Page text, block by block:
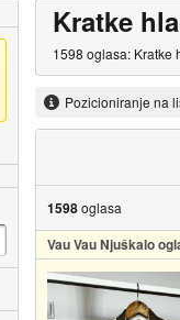
Kratke
1598 oglasa: Kratke
Pozicioniranje na
1598oglasa
Vau Vau Njuškalo